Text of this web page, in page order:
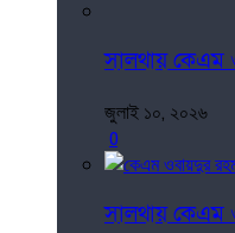
সালথায় কেএম
জুলাই ১০, ২০২৬
0
সালথায় কেএম